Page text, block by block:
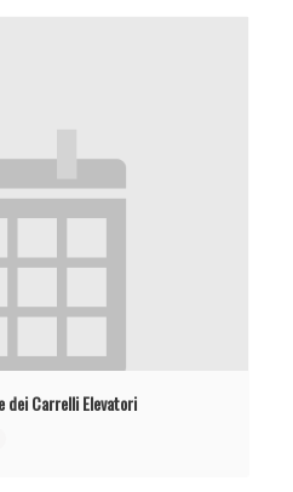
dei Carrelli Elevatori